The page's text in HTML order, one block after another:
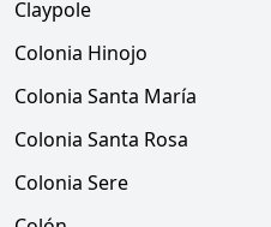
Claypole
Colonia Hinojo
Colonia Santa María
Colonia Santa Rosa
Colonia Sere